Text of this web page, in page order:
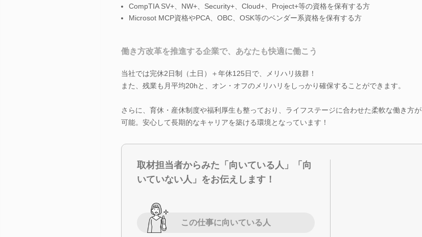
CompTIA SV+、NW+、Security+、Cloud+、Project+等の資格を保有する方
Microsot MCP資格やPCA、OBC、OSK等のベンダー系資格を保有する方
働き方改革を推進する企業で、あなたも快適に働こう
当社では完休2日制（土日）＋年休125日で、メリハリ抜群！
また、残業も月平均20hと、オン・オフのメリハリをしっかり確保することができます。
さらに、育休・産休制度や福利厚生も整っており、ライフステージに合わせた柔軟な働き方が
可能。安心して長期的なキャリアを築ける環境となっています！
取材担当者からみた「向いている人」「向
いていない人」をお伝えします！
この仕事に向いている人